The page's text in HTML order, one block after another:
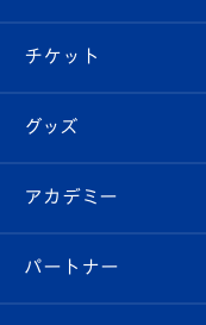
試合情報
チケット
イベント
メディア
クラブ概要
エンブレム紹介
スタッフプロフィール
マスコット紹介
はじめての観戦ガ
Revive Team
ヴィヴィくんの長
試合日程/結果
フォトギャラリー
スタジアムグルメ
チケット
チケット
V-LOVERS（ファ
プレイヤーズスイ
グッズ
オンラインショップ
店舗情報
アカデミー
育成からのお知らせ
パートナー